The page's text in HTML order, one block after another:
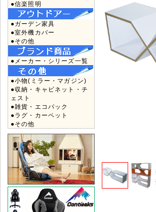
●信楽照明
●ガーデン家具
●室外機カバー
●その他
●メーカー・シリーズ一覧
●小物(ミラー・マガジン)
●収納・キャビネット・チ
ェスト
●雑貨・エコバック
●ラグ・カーペット
●その他